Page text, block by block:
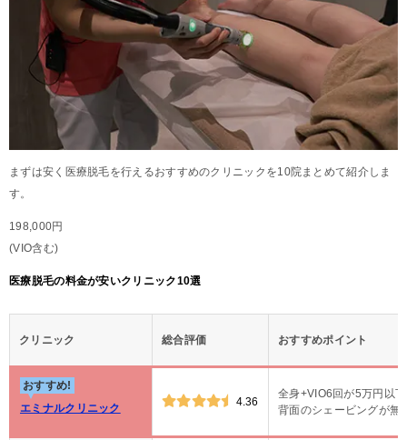
まずは安く医療脱毛を行えるおすすめのクリニックを10院まとめて紹介しま
す。
198,000円
(VIO含む)
医療脱毛の料金が安いクリニック10選
クリニック 総合評価 おすすめポイント
おすすめ!
エミナルクリニック
4.36
全身+VIO6回が5万円以下
背面のシェービングが無